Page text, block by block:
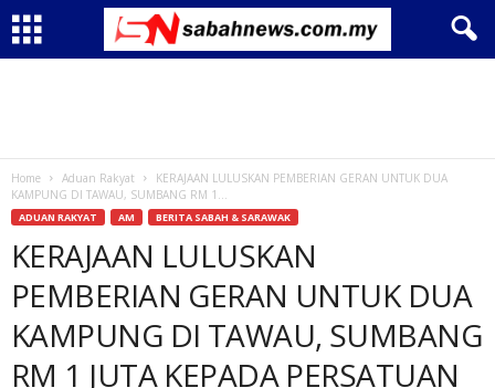
Home Aduan Rakyat
KERAJAAN LULUSKAN PEMBERIAN GERAN UNTUK DUA
KAMPUNG DI TAWAU, SUMBANG RM 1...
ADUAN RAKYAT AM BERITA SABAH & SARAWAK
KERAJAAN LULUSKAN
PEMBERIAN GERAN UNTUK DUA
KAMPUNG DI TAWAU, SUMBANG
RM 1 JUTA KEPADA PERSATUAN